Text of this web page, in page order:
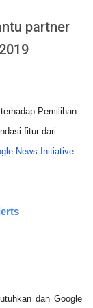
partner
Pemilihan
fitur dari
News Initiative
dan Google